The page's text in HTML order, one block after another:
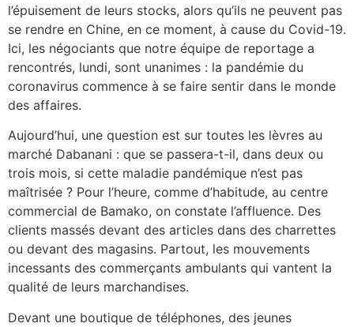
l’épuisement de leurs stocks, alors qu’ils ne peuvent pas
se rendre en Chine, en ce moment, à cause du Covid-19.
Ici, les négociants que notre équipe de reportage a
rencontrés, lundi, sont unanimes : la pandémie du
coronavirus commence à se faire sentir dans le monde
des affaires.
Aujourd’hui, une question est sur toutes les lèvres au
marché Dabanani : que se passera-t-il, dans deux ou
trois mois, si cette maladie pandémique n’est pas
maîtrisée ? Pour l’heure, comme d’habitude, au centre
commercial de Bamako, on constate l’affluence. Des
clients massés devant des articles dans des charrettes
ou devant des magasins. Partout, les mouvements
incessants des commerçants ambulants qui vantent la
qualité de leurs marchandises.
Devant une boutique de téléphones, des jeunes